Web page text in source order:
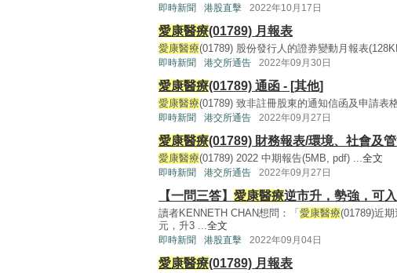
即時新聞 港股直擊 2022年10月17日
愛康醫療(01789) 月報表
愛康醫療(01789) 股份發行人的證券變動月報表
即時新聞 港交所通告 2022年09月30日
愛康醫療(01789) 通函 - [其他]
愛康醫療(01789) 致非註冊股東的通知信函及申請表
即時新聞 港交所通告 2022年09月27日
愛康醫療(01789) 財務報表/環境、社會及
愛康醫療(01789) 2022 中期報告(5MB, pdf) ...全文
即時新聞 港交所通告 2022年09月27日
【一問三答】 愛康醫療逆市升，勢強，可
讀者KENNETH CHAN想問：「 愛康醫療(01789)近
元，升3 ...全文
即時新聞 港股直擊 2022年09月04日
愛康醫療(01789) 月報表